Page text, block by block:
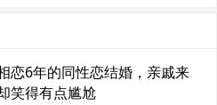
恋6年的同性恋结婚，亲戚来
笑得有点尴尬